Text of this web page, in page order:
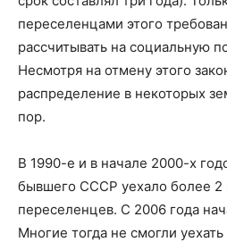
переселенцами этого
рассчитывать на социальную
Несмотря на отмену этого
распределение в некоторых
пор.
В 1990-е и в начале 2000-х
бывшего СССР уехало более 2
переселенцев. С 2006 года
Многие тогда не смогли